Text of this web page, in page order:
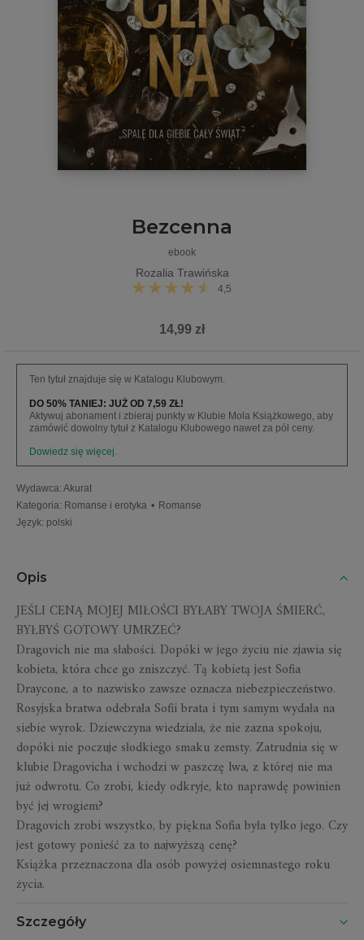
Bezcenna
ebook
Rozalia Trawińska
4,5
14,99 zł
Ten tytuł znajduje się w Katalogu Klubowym.
DO 50% TANIEJ: JUŻ OD 7,59 ZŁ!
Aktywuj abonament i zbieraj punkty w Klubie Mola Książkowego, aby
zamówić dowolny tytuł z Katalogu Klubowego nawet za pół ceny.
Dowiedz się więcej.
Wydawca: Akurat
Kategoria: Romanse i erotyka • Romanse
Język: polski
Opis
JEŚLI CENĄ MOJEJ MIŁOŚCI BYŁABY TWOJA ŚMIERĆ,
BYŁBYŚ GOTOWY UMRZEĆ?
Dragovich nie ma słabości. Dopóki w jego życiu nie zjawia się
kobieta, która chce go zniszczyć. Tą kobietą jest Sofia
Draycone, a to nazwisko zawsze oznacza niebezpieczeństwo.
Rosyjska bratwa odebrała Sofii brata i tym samym wydała na
siebie wyrok. Dziewczyna wiedziała, że nie zazna spokoju,
dopóki nie poczuje słodkiego smaku zemsty. Zatrudnia się w
klubie Dragovicha i wchodzi w paszczę lwa, z której nie ma
już odwrotu. Co zrobi, kiedy odkryje, kto naprawdę powinien
być jej wrogiem?
Dragovich zrobi wszystko, by piękna Sofia była tylko jego. Czy
jest gotowy ponieść za to najwyższą cenę?
Książka przeznaczona dla osób powyżej osiemnastego roku
życia.
Szczegóły